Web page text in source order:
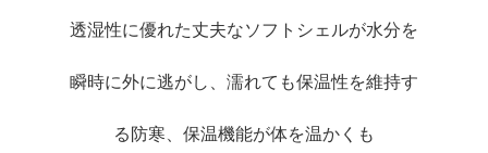
透湿性に優れた丈夫なソフトシェルが水分を
瞬時に外に逃がし、濡れても保温性を維持す
る防寒、保温機能が体を温かくも